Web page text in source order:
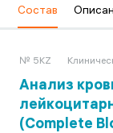
Состав
№ 5KZ
Анализ
(Complete